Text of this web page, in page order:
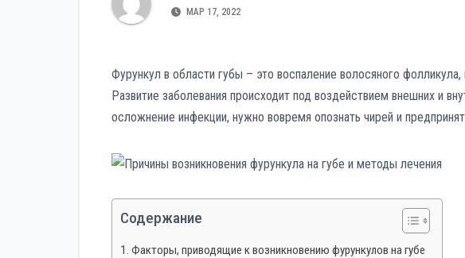
МАР 17, 2022
Фурункул в области губы – это воспаление волосяного фолликула,
Развитие заболевания происходит под воздействием внешних и
осложнение инфекции, нужно вовремя опознать чирей и
Содержание
Факторы, приводящие к возникновению фурункулов на губе